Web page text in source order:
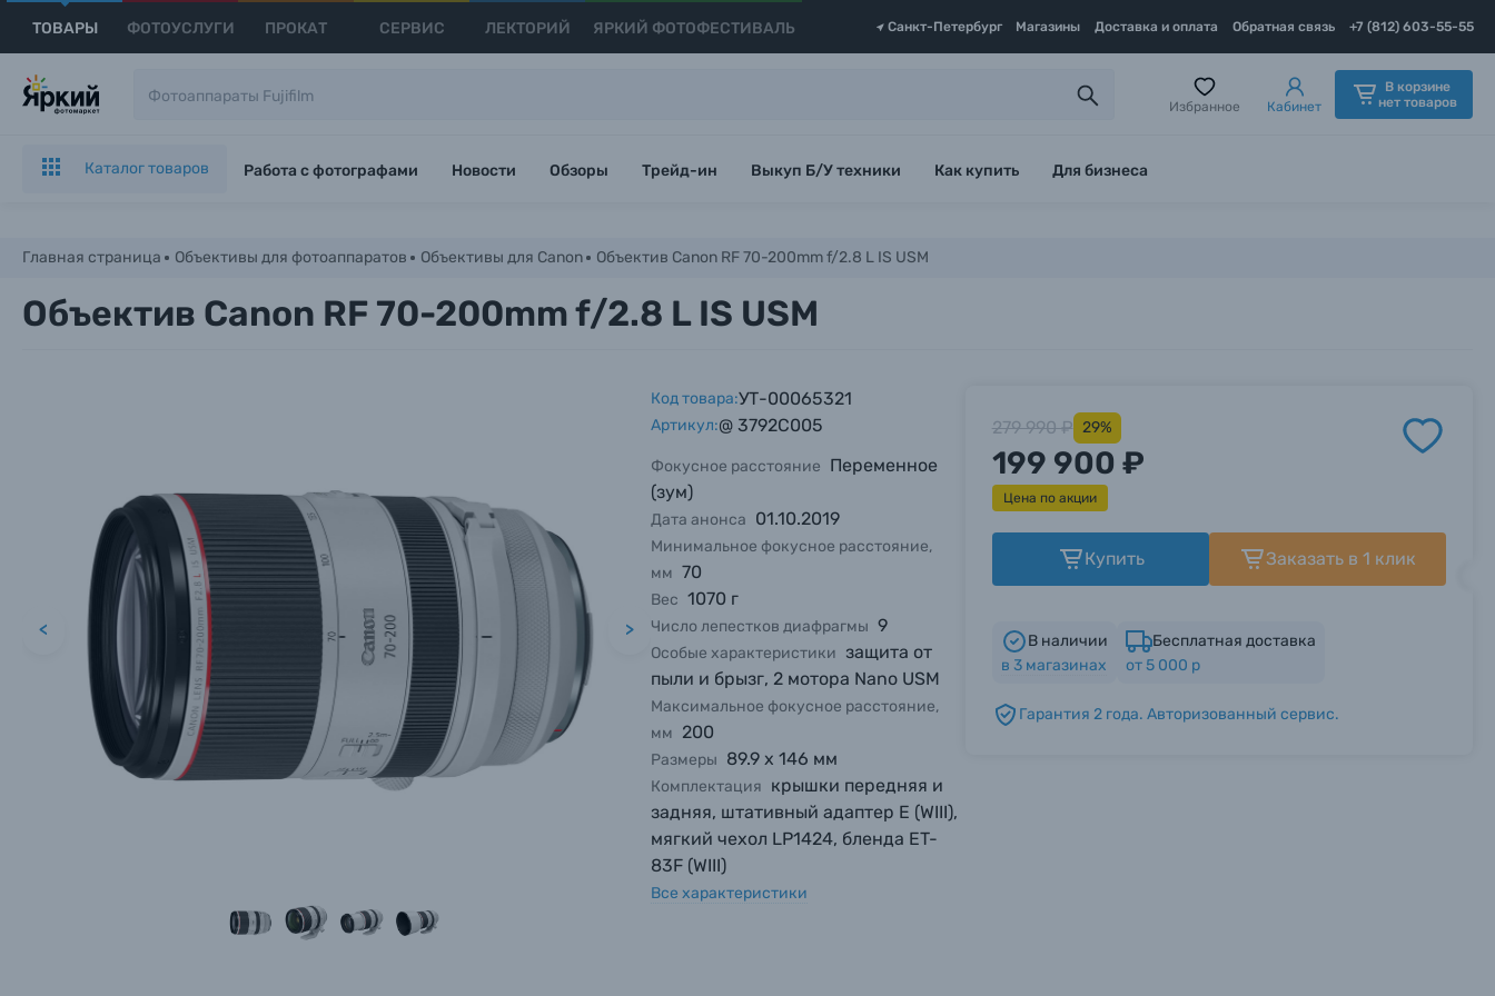
ТОВАРЫ ФОТОУСЛУГИ ПРОКАТ СЕРВИС ЛЕКТОРИЙ ЯРКИЙ ФОТОФЕСТИВАЛЬ Санкт-Петербург Магазины Доставка и оплата Обратная связь +7 (812) 603-55-55
Цифровые фотоаппараты
Избранное Кабинет
В корзине
нет товаров
Каталог товаров Работа с фотографами Новости Обзоры Трейд-ин Выкуп Б/У техники Как купить Для бизнеса
Главная страница Объективы для фотоаппаратов Объективы для Canon Объектив Canon RF 70-200mm f/2.8 L IS USM
Объектив Canon RF 70-200mm f/2.8 L IS USM
< >
Код товара:УТ-00065321
Артикул:@ 3792C005
Фокусное расстояние Переменное
(зум)
Дата анонса 01.10.2019
Минимальное фокусное расстояние,
мм 70
Вес 1070 г
Число лепестков диафрагмы 9
Особые характеристики защита от
пыли и брызг, 2 мотора Nano USM
Максимальное фокусное расстояние,
мм 200
Размеры 89.9 х 146 мм
Комплектация крышки передняя и
задняя, штативный адаптер E (WIII),
мягкий чехол LP1424, бленда ET-
83F (WIII)
Все характеристики
279 990 ₽ 29%
199 900 ₽
Цена по акции
Купить Заказать в 1 клик
В наличии
в 3магазинах
Бесплатная доставка
от 5 000 р
Гарантия 2 года. Авторизованный сервис.